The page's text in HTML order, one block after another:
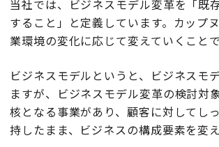
当社では、ビジネスモデル変革を「既
すること」と定義しています。カップ
業環境の変化に応じて変えていくこと
ビジネスモデルというと、ビジネスモ
ますが、ビジネスモデル変革の検討対
核となる事業があり、顧客に対してし
持したまま、ビジネスの構成要素を変